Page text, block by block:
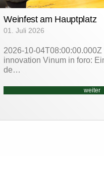
Weinfest am Hauptplatz
01. Juli 2026
2026-10-
innovation Vinum in foro:
de…
weiter